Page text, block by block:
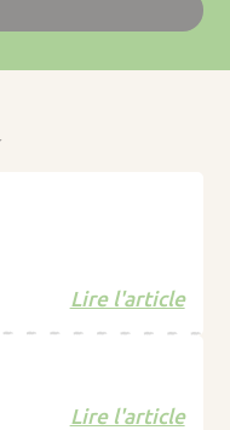
Lire l'article
Lire l'article